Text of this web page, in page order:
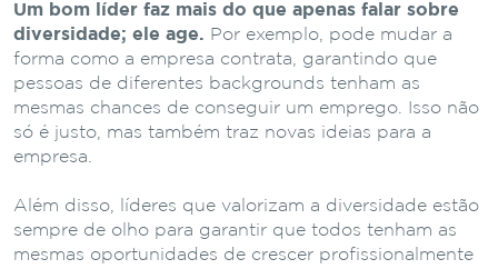
Um bom líder faz mais do que apenas falar sobre
diversidade; ele age. Por exemplo, pode mudar a
forma como a empresa contrata, garantindo que
pessoas de diferentes backgrounds tenham as
mesmas chances de conseguir um emprego. Isso não
só é justo, mas também traz novas ideias para a
empresa.
Além disso, líderes que valorizam a diversidade estão
sempre de olho para garantir que todos tenham as
mesmas oportunidades de crescer profissionalmente